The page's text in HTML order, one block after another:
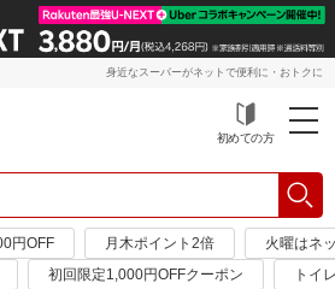
身近なスーパーがネットで便利に・おトクに
初めての方
円OFF 月木ポイント2倍
火曜はネ
初回限定1,000円OFFクーポン
トイ